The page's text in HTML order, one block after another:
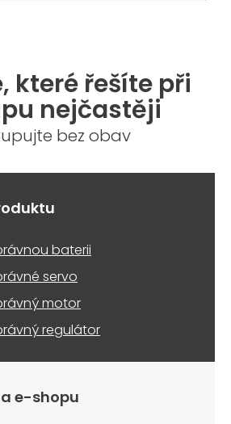
které řešíte při
nejčastěji
bez obav
baterii
servo
motor
regulátor
e-shopu